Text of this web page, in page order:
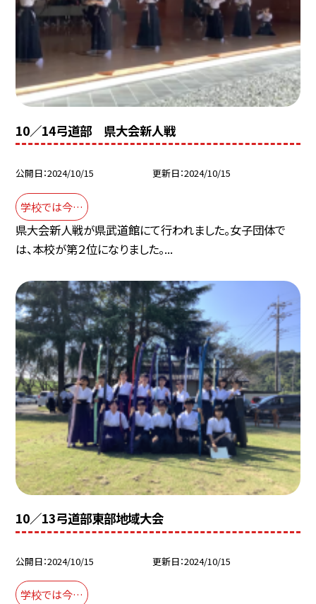
10／14弓道部 県大会新人戦
公開日 2024/10/15 更新日 2024/10/15
学校では今…
県大会新人戦が県武道館にて行われました。女子団体で
は、本校が第２位になりました。...
10／13弓道部東部地域大会
公開日 2024/10/15 更新日 2024/10/15
学校では今…